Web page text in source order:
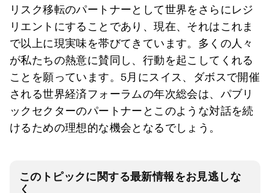
リスク移転のパートナーとして世界をさらにレジ
リエントにすることであり、現在、それはこれま
で以上に現実味を帯びてきています。多くの人々
が私たちの熱意に賛同し、行動を起こしてくれる
ことを願っています。5月にスイス、ダボスで開催
される世界経済フォーラムの年次総会は、パブリ
ックセクターのパートナーとこのような対話を続
けるための理想的な機会となるでしょう。
このトピックに関する最新情報をお見逃しな
く